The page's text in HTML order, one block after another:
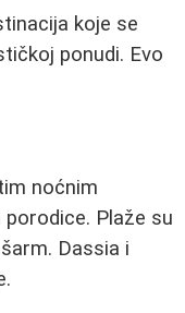
koje se
ponudi. Evo
noćnim
Plaže su
Dassia i